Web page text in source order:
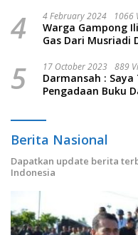
4 4 February 2024 1066
Warga Gampong
Gas Dari Musriadi
5 17 October 2023 889
Darmansah :
Pengadaan Buku
Berita Nasional
Dapatkan update berita
Indonesia